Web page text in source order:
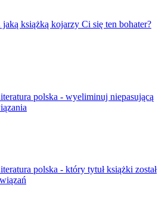
jaką książką kojarzy Ci się ten bohater?
polska - wyeliminuj niepasującą
polska - który tytuł książki został